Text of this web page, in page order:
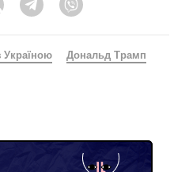
Twitter Telegram
Україною
Дональд Трамп